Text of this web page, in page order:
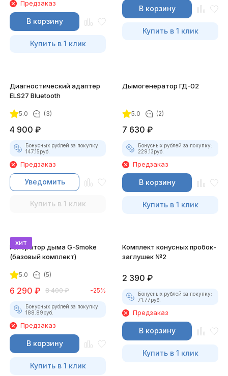
Предзаказ
В корзину
Купить в 1 клик
В корзину
Купить в 1 клик
Диагностический адаптер
ELS27 Bluetooth
5.0 (3)
4 900 ₽
Бонусных рублей за покупку:
147.15руб.
Предзаказ
Уведомить
Купить в 1 клик
Дымогенератор ГД-02
5.0 (2)
7 630 ₽
Бонусных рублей за покупку:
229.13руб.
Предзаказ
В корзину
Купить в 1 клик
хит
Генератор дыма G-Smoke
(базовый комплект)
5.0 (5)
6 290 ₽ 8 400 ₽ -25%
Бонусных рублей за покупку:
188.89руб.
Предзаказ
В корзину
Купить в 1 клик
Комплект конусных пробок-
заглушек №2
2 390 ₽
Бонусных рублей за покупку:
71.77руб.
Предзаказ
В корзину
Купить в 1 клик